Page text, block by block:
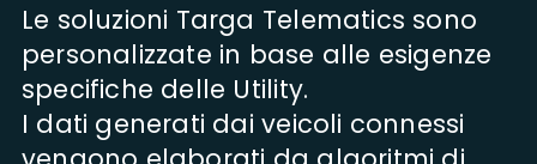
Le soluzioni Targa Telematics sono
personalizzate in base alle esigenze
specifiche delle Utility.
I dati generati dai veicoli connessi